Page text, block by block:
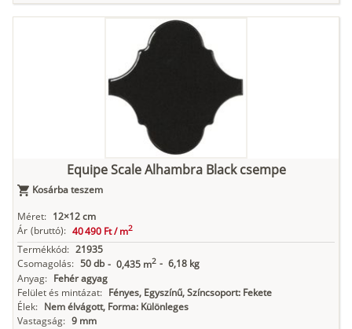
Equipe Scale Alhambra Black csempe
Kosárba teszem
Méret: 12×12 cm
Ár (bruttó): 40 490 Ft /m2
Termékkód: 21935
Csomagolás: 50 db - 0,435 m2 - 6,18 kg
Anyag: Fehér agyag
Felület és mintázat: Fényes, Egyszínű, Színcsoport: Fekete
Élek: Nem élvágott, Forma: Különleges
Vastagság: 9 mm